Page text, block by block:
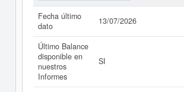
Fecha último
dato
13/07/2026
Último Balance
disponible en
nuestros
Informes
SI